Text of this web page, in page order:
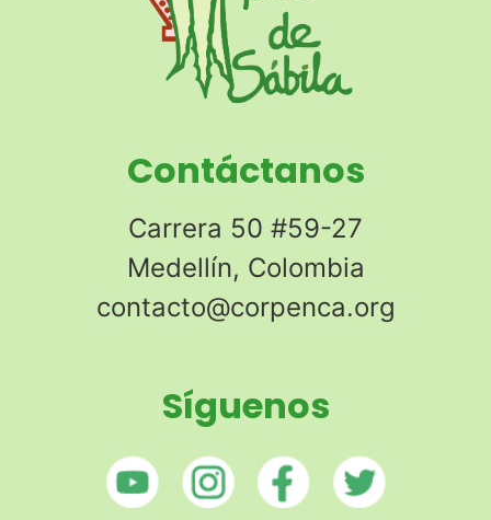
Contáctanos
Carrera 50 #59-27
Medellín, Colombia
contacto@corpenca.org
Síguenos